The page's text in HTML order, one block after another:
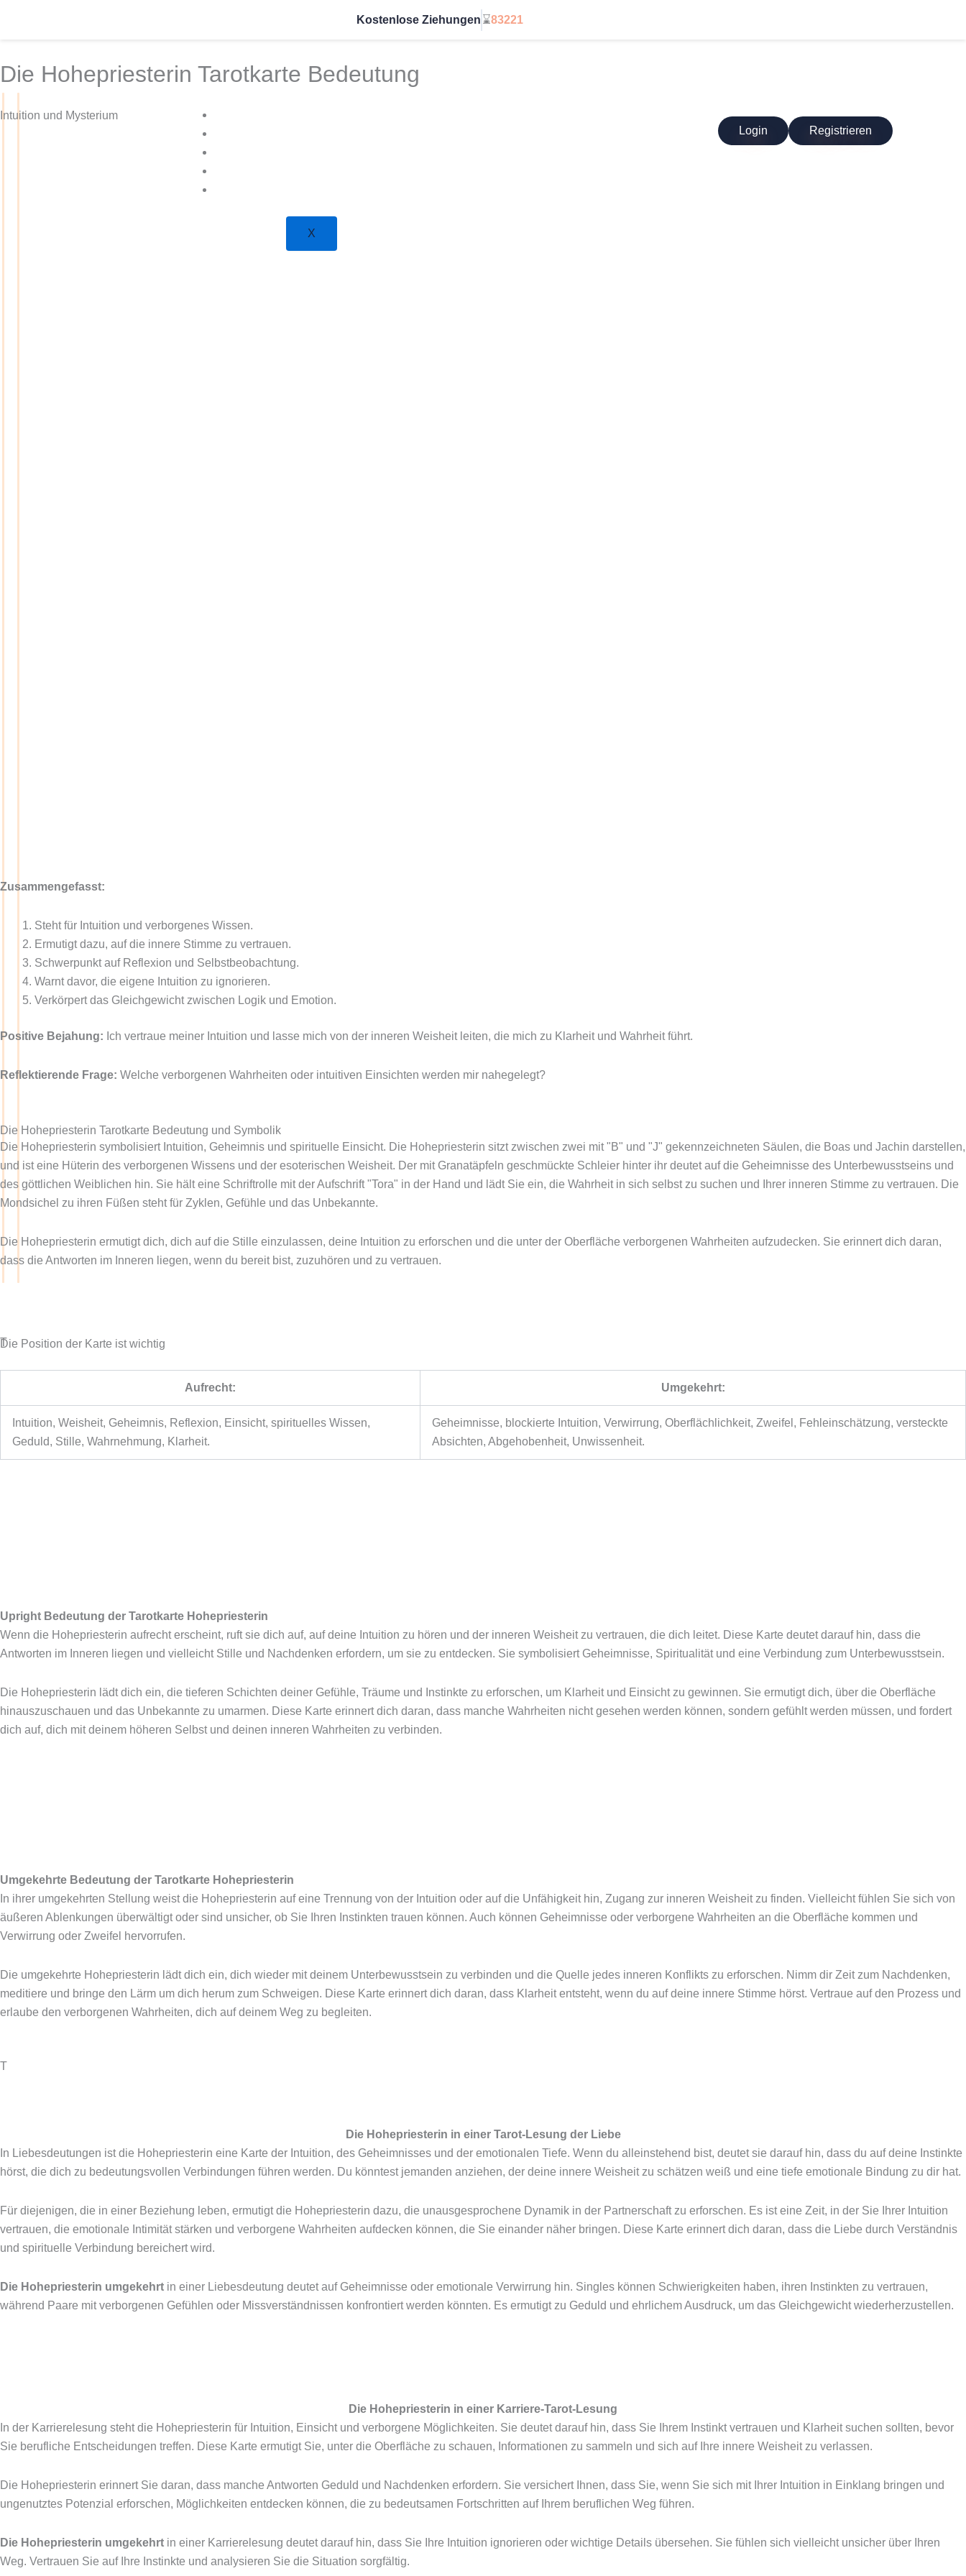
Kostenlose Ziehungen ⌛83221
X
Login Registrieren
Die Hohepriesterin Tarotkarte Bedeutung
Intuition und Mysterium
Zusammengefasst:
Steht für Intuition und verborgenes Wissen.
Ermutigt dazu, auf die innere Stimme zu vertrauen.
Schwerpunkt auf Reflexion und Selbstbeobachtung.
Warnt davor, die eigene Intuition zu ignorieren.
Verkörpert das Gleichgewicht zwischen Logik und Emotion.
Positive Bejahung: Ich vertraue meiner Intuition und lasse mich von der inneren Weisheit leiten, die mich zu Klarheit und Wahrheit führt.
Reflektierende Frage: Welche verborgenen Wahrheiten oder intuitiven Einsichten werden mir nahegelegt?
Die Hohepriesterin Tarotkarte Bedeutung und Symbolik
Die Hohepriesterin symbolisiert Intuition, Geheimnis und spirituelle Einsicht. Die Hohepriesterin sitzt zwischen zwei mit "B" und "J" gekennzeichneten Säulen, die Boas und Jachin darstellen,
und ist eine Hüterin des verborgenen Wissens und der esoterischen Weisheit. Der mit Granatäpfeln geschmückte Schleier hinter ihr deutet auf die Geheimnisse des Unterbewusstseins und
des göttlichen Weiblichen hin. Sie hält eine Schriftrolle mit der Aufschrift "Tora" in der Hand und lädt Sie ein, die Wahrheit in sich selbst zu suchen und Ihrer inneren Stimme zu vertrauen. Die
Mondsichel zu ihren Füßen steht für Zyklen, Gefühle und das Unbekannte.
Die Hohepriesterin ermutigt dich, dich auf die Stille einzulassen, deine Intuition zu erforschen und die unter der Oberfläche verborgenen Wahrheiten aufzudecken. Sie erinnert dich daran,
dass die Antworten im Inneren liegen, wenn du bereit bist, zuzuhören und zu vertrauen.
TDie Position der Karte ist wichtig
Aufrecht: Umgekehrt:
Intuition, Weisheit, Geheimnis, Reflexion, Einsicht, spirituelles Wissen,
Geduld, Stille, Wahrnehmung, Klarheit.
Geheimnisse, blockierte Intuition, Verwirrung, Oberflächlichkeit, Zweifel, Fehleinschätzung, versteckte
Absichten, Abgehobenheit, Unwissenheit.
Upright Bedeutung der Tarotkarte Hohepriesterin
Wenn die Hohepriesterin aufrecht erscheint, ruft sie dich auf, auf deine Intuition zu hören und der inneren Weisheit zu vertrauen, die dich leitet. Diese Karte deutet darauf hin, dass die
Antworten im Inneren liegen und vielleicht Stille und Nachdenken erfordern, um sie zu entdecken. Sie symbolisiert Geheimnisse, Spiritualität und eine Verbindung zum Unterbewusstsein.
Die Hohepriesterin lädt dich ein, die tieferen Schichten deiner Gefühle, Träume und Instinkte zu erforschen, um Klarheit und Einsicht zu gewinnen. Sie ermutigt dich, über die Oberfläche
hinauszuschauen und das Unbekannte zu umarmen. Diese Karte erinnert dich daran, dass manche Wahrheiten nicht gesehen werden können, sondern gefühlt werden müssen, und fordert
dich auf, dich mit deinem höheren Selbst und deinen inneren Wahrheiten zu verbinden.
Umgekehrte Bedeutung der Tarotkarte Hohepriesterin
In ihrer umgekehrten Stellung weist die Hohepriesterin auf eine Trennung von der Intuition oder auf die Unfähigkeit hin, Zugang zur inneren Weisheit zu finden. Vielleicht fühlen Sie sich von
äußeren Ablenkungen überwältigt oder sind unsicher, ob Sie Ihren Instinkten trauen können. Auch können Geheimnisse oder verborgene Wahrheiten an die Oberfläche kommen und
Verwirrung oder Zweifel hervorrufen.
Die umgekehrte Hohepriesterin lädt dich ein, dich wieder mit deinem Unterbewusstsein zu verbinden und die Quelle jedes inneren Konflikts zu erforschen. Nimm dir Zeit zum Nachdenken,
meditiere und bringe den Lärm um dich herum zum Schweigen. Diese Karte erinnert dich daran, dass Klarheit entsteht, wenn du auf deine innere Stimme hörst. Vertraue auf den Prozess und
erlaube den verborgenen Wahrheiten, dich auf deinem Weg zu begleiten.
T
Die Hohepriesterin in einer Tarot-Lesung der Liebe
In Liebesdeutungen ist die Hohepriesterin eine Karte der Intuition, des Geheimnisses und der emotionalen Tiefe. Wenn du alleinstehend bist, deutet sie darauf hin, dass du auf deine Instinkte
hörst, die dich zu bedeutungsvollen Verbindungen führen werden. Du könntest jemanden anziehen, der deine innere Weisheit zu schätzen weiß und eine tiefe emotionale Bindung zu dir hat.
Für diejenigen, die in einer Beziehung leben, ermutigt die Hohepriesterin dazu, die unausgesprochene Dynamik in der Partnerschaft zu erforschen. Es ist eine Zeit, in der Sie Ihrer Intuition
vertrauen, die emotionale Intimität stärken und verborgene Wahrheiten aufdecken können, die Sie einander näher bringen. Diese Karte erinnert dich daran, dass die Liebe durch Verständnis
und spirituelle Verbindung bereichert wird.
Die Hohepriesterin umgekehrt in einer Liebesdeutung deutet auf Geheimnisse oder emotionale Verwirrung hin. Singles können Schwierigkeiten haben, ihren Instinkten zu vertrauen,
während Paare mit verborgenen Gefühlen oder Missverständnissen konfrontiert werden könnten. Es ermutigt zu Geduld und ehrlichem Ausdruck, um das Gleichgewicht wiederherzustellen.
Die Hohepriesterin in einer Karriere-Tarot-Lesung
In der Karrierelesung steht die Hohepriesterin für Intuition, Einsicht und verborgene Möglichkeiten. Sie deutet darauf hin, dass Sie Ihrem Instinkt vertrauen und Klarheit suchen sollten, bevor
Sie berufliche Entscheidungen treffen. Diese Karte ermutigt Sie, unter die Oberfläche zu schauen, Informationen zu sammeln und sich auf Ihre innere Weisheit zu verlassen.
Die Hohepriesterin erinnert Sie daran, dass manche Antworten Geduld und Nachdenken erfordern. Sie versichert Ihnen, dass Sie, wenn Sie sich mit Ihrer Intuition in Einklang bringen und
ungenutztes Potenzial erforschen, Möglichkeiten entdecken können, die zu bedeutsamen Fortschritten auf Ihrem beruflichen Weg führen.
Die Hohepriesterin umgekehrt in einer Karrierelesung deutet darauf hin, dass Sie Ihre Intuition ignorieren oder wichtige Details übersehen. Sie fühlen sich vielleicht unsicher über Ihren
Weg. Vertrauen Sie auf Ihre Instinkte und analysieren Sie die Situation sorgfältig.